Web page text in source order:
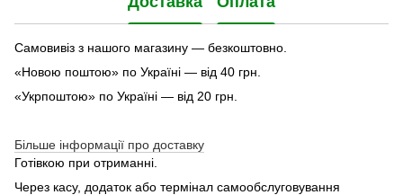
Самовивіз з нашого магазину — безкоштовно.
«Новою поштою» по Україні — від 40 грн.
«Укрпоштою» по Україні — від 20 грн.
Більше інформації про доставку
Готівкою при отриманні.
Через касу, додаток або термінал самообслуговування